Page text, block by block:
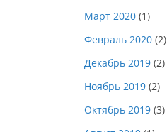
Март 2020 (1)
Февраль 2020 (2)
Декабрь 2019 (2)
Ноябрь 2019 (2)
Октябрь 2019 (3)